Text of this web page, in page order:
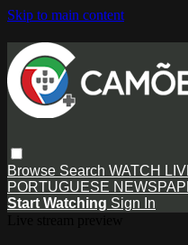
Skip to main content
Browse Search WATCH
PORTUGUESE
Start Watching Sign In